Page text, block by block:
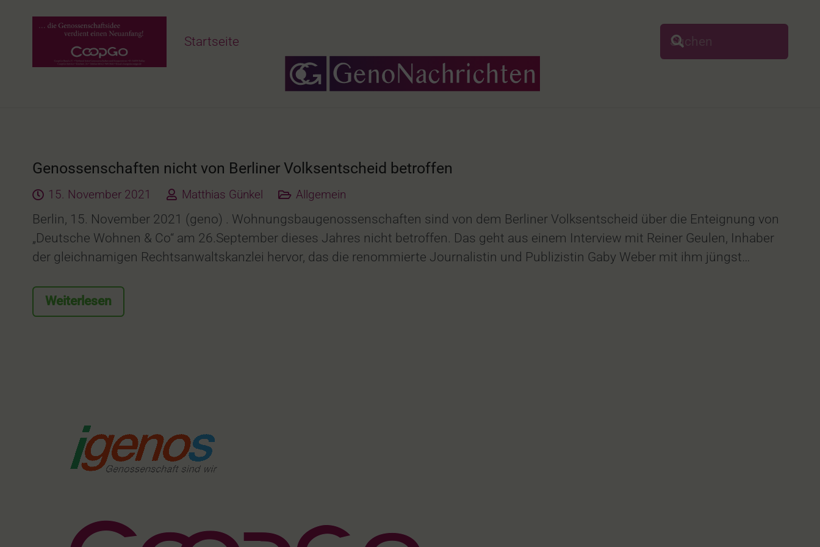
Startseite
Genossenschaften nicht von Berliner Volksentscheid betroffen
15. November 2021 Matthias Günkel Allgemein
Berlin, 15. November 2021 (geno) . Wohnungsbaugenossenschaften sind von dem Berliner Volksentscheid über die Enteignung von
„Deutsche Wohnen & Co“ am 26.September dieses Jahres nicht betroffen. Das geht aus einem Interview mit Reiner Geulen, Inhaber
der gleichnamigen Rechtsanwaltskanzlei hervor, das die renommierte Journalistin und Publizistin Gaby Weber mit ihm jüngst…
Weiterlesen